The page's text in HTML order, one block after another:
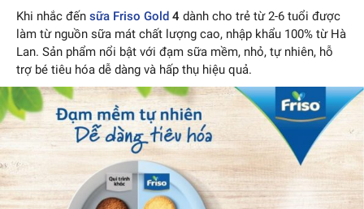
Khi nhắc đến sữa Friso Gold 4 dành cho trẻ từ 2-6 tuổi được
làm từ nguồn sữa mát chất lượng cao, nhập khẩu 100% từ Hà
Lan. Sản phẩm nổi bật với đạm sữa mềm, nhỏ, tự nhiên, hỗ
trợ bé tiêu hóa dễ dàng và hấp thụ hiệu quả.